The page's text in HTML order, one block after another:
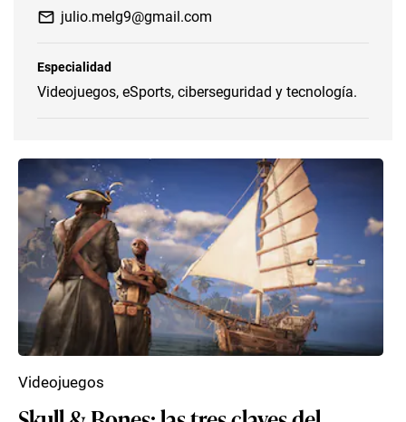
julio.melg9@gmail.com
Especialidad
Videojuegos, eSports, ciberseguridad y tecnología.
Videojuegos